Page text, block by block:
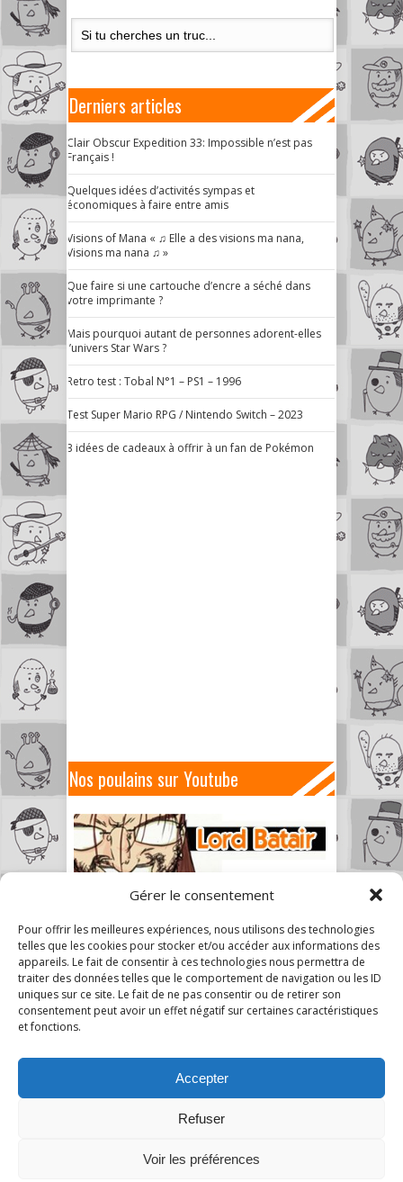
Gérer le consentement
Pour offrir les meilleures expériences, nous utilisons des technologies
telles que les cookies pour stocker et/ou accéder aux informations des
appareils. Le fait de consentir à ces technologies nous permettra de
traiter des données telles que le comportement de navigation ou les ID
uniques sur ce site. Le fait de ne pas consentir ou de retirer son
consentement peut avoir un effet négatif sur certaines caractéristiques
et fonctions.
Accepter
Refuser
Voir les préférences
Derniers articles
Clair Obscur Expedition 33: Impossible n’est pas
Français !
Quelques idées d’activités sympas et
économiques à faire entre amis
Visions of Mana « ♫ Elle a des visions ma nana,
Visions ma nana ♫ »
Que faire si une cartouche d’encre a séché dans
votre imprimante ?
Mais pourquoi autant de personnes adorent-elles
l’univers Star Wars ?
Retro test : Tobal N°1 – PS1 – 1996
Test Super Mario RPG / Nintendo Switch – 2023
3 idées de cadeaux à offrir à un fan de Pokémon
Nos poulains sur Youtube